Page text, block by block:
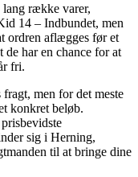
lang række varer,
14 – Indbundet, men
ordren aflægges før et
de har en chance for at
fri.
men for det meste
konkret beløb.
sig i Herning,
til at bringe dine